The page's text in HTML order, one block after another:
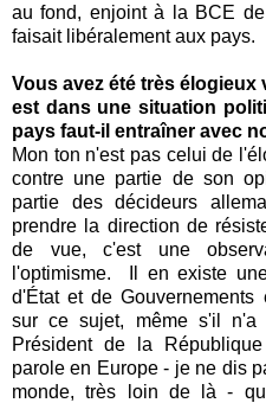
au fond, enjoint à la BCE
faisait libéralement aux pays.
Vous avez été très
est dans une situation
pays faut-il entraîner avec
Mon ton n'est pas celui de
contre une partie de son
partie des décideurs
prendre la direction de
de vue, c'est une
l'optimisme. Il en existe
d'État et de
sur ce sujet, même s'il n'a
Président de la
parole en Europe - je ne dis
monde, très loin de là -